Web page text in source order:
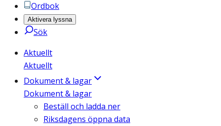
Ordbok
Aktivera lyssna
Sök
Aktuellt
Aktuellt
Dokument & lagar
Dokument & lagar
Beställ och ladda ner
Riksdagens öppna data